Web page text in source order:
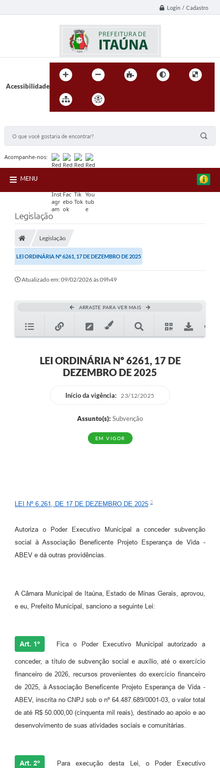
Login / Cadastro
Acessibilidade
Acompanhe-nos:
MENU
Legislação
Legislação
LEI ORDINÁRIA Nº 6261, 17 DE DEZEMBRO DE 2025
Atualizado em: 09/02/2026 às 09h49
ARRASTE PARA VER MAIS
LEI ORDINÁRIA Nº 6261, 17 DE
DEZEMBRO DE 2025
Início da vigência: 23/12/2025
Assunto(s): Subvenção
EM VIGOR
LEI Nº 6.261, DE 17 DE DEZEMBRO DE 2025
Autoriza o Poder Executivo Municipal a conceder subvenção
social à Associação Beneficente Projeto Esperança de Vida -
ABEV e dá outras providências.
A Câmara Municipal de Itaúna, Estado de Minas Gerais, aprovou,
e eu, Prefeito Municipal, sanciono a seguinte Lei:
Art. 1º Fica o Poder Executivo Municipal autorizado a
conceder, a título de subvenção social e auxílio, até o exercício
financeiro de 2026, recursos provenientes do exercício financeiro
de 2025, à Associação Beneficente Projeto Esperança de Vida -
ABEV, inscrita no CNPJ sob o nº 64.487.689/0001-03, o valor total
de até R$ 50.000,00 (cinquenta mil reais), destinado ao apoio e ao
desenvolvimento de suas atividades sociais e comunitárias.
Art. 2º Para execução desta Lei, o Poder Executivo